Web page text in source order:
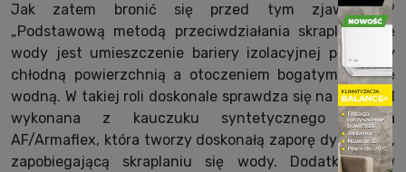
Jak zatem bronić się przed tym zjawiskiem?
„Podstawową metodą przeciwdziałania skraplaniu się
wody jest umieszczenie bariery izolacyjnej pomiędzy
chłodną powierzchnią a otoczeniem bogatym w parę
wodną. W takiej roli doskonale sprawdza się na przykład
wykonana z kauczuku syntetycznego otulina
AF/Armaflex, która tworzy doskonałą zaporę dyfuzyjną,
zapobiegającą skraplaniu się wody. Dodatkowo, w